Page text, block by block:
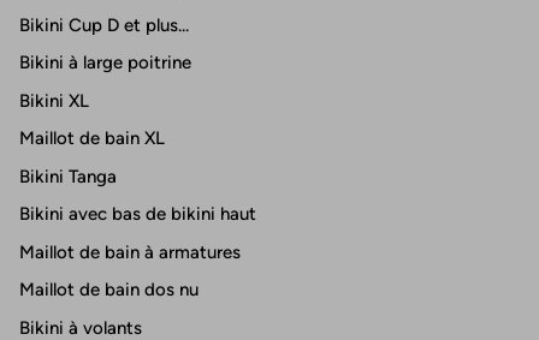
Bikini Cup D et plus...
Bikini à large poitrine
Bikini XL
Maillot de bain XL
Bikini Tanga
Bikini avec bas de bikini haut
Maillot de bain à armatures
Maillot de bain dos nu
Bikini à volants